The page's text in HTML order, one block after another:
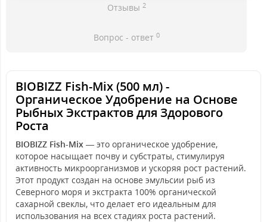
Отзывы 2
Вопрос - ответ 0
BIOBIZZ Fish-Mix (500 мл) -
Органическое Удобрение на Основе
Рыбных Экстрактов для Здорового
Роста
BIOBIZZ Fish-Mix — это органическое удобрение,
которое насыщает почву и субстраты, стимулируя
активность микроорганизмов и ускоряя рост растений.
Этот продукт создан на основе эмульсии рыб из
Северного моря и экстракта 100% органической
сахарной свеклы, что делает его идеальным для
использования на всех стадиях роста растений.